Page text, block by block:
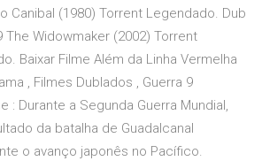
Canibal (1980) Torrent Legendado. Dub
The Widowmaker (2002) Torrent
Baixar Filme Além da Linha Vermelha
, Filmes Dublados , Guerra 9
: Durante a Segunda Guerra Mundial,
da batalha de Guadalcanal
o avanço japonês no Pacífico.